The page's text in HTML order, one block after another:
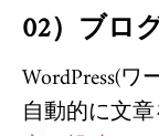
02）ブロ
WordPress(ワ
自動的に文章